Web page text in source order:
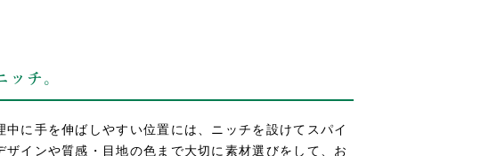
チ。
に手を伸ばしやすい位置には、ニッチを設けてスパイ
インや質感・目地の色まで大切に素材選びをして、お